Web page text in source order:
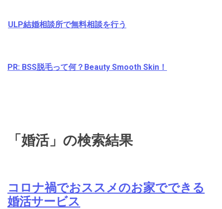
ULP結婚相談所で無料相談を行う
PR: BSS脱毛って何？Beauty Smooth Skin！
「婚活」の検索結果
コロナ禍でおススメのお家でできる
婚活サービス